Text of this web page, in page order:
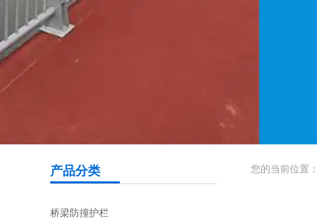
产品分类
桥梁防撞护栏
您的当前位置：